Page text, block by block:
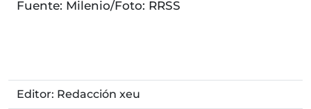
Fuente: Milenio/Foto: RRSS
Editor: Redacción xeu